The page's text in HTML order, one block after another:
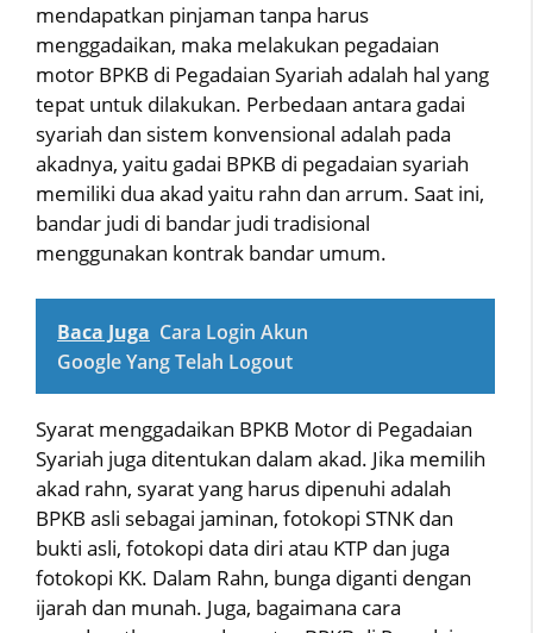
mendapatkan pinjaman tanpa harus
menggadaikan, maka melakukan pegadaian
motor BPKB di Pegadaian Syariah adalah hal yang
tepat untuk dilakukan. Perbedaan antara gadai
syariah dan sistem konvensional adalah pada
akadnya, yaitu gadai BPKB di pegadaian syariah
memiliki dua akad yaitu rahn dan arrum. Saat ini,
bandar judi di bandar judi tradisional
menggunakan kontrak bandar umum.
Baca Juga Cara Login Akun
Google Yang Telah Logout
Syarat menggadaikan BPKB Motor di Pegadaian
Syariah juga ditentukan dalam akad. Jika memilih
akad rahn, syarat yang harus dipenuhi adalah
BPKB asli sebagai jaminan, fotokopi STNK dan
bukti asli, fotokopi data diri atau KTP dan juga
fotokopi KK. Dalam Rahn, bunga diganti dengan
ijarah dan munah. Juga, bagaimana cara